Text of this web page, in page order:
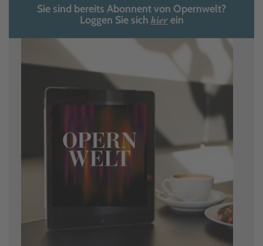
Sie sind bereits Abonnent von Opernwelt?
Loggen Sie sich hierein